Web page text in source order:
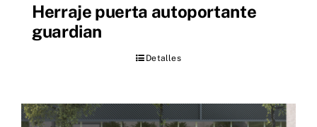
Herraje puerta autoportante
guardian
Detalles